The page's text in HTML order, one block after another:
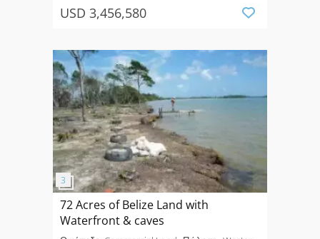
Longa,
USD 3,456,580
72 Acres of Belize Land with
Waterfront & caves